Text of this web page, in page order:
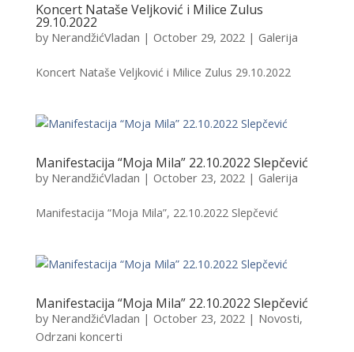
Koncert Nataše Veljković i Milice Zulus
29.10.2022
by NerandžićVladan | October 29, 2022| Galerija
Koncert Nataše Veljković i Milice Zulus 29.10.2022
Manifestacija “Moja Mila” 22.10.2022 Slepčević
by NerandžićVladan | October 23, 2022| Galerija
Manifestacija “Moja Mila”, 22.10.2022 Slepčević
Manifestacija “Moja Mila” 22.10.2022 Slepčević
by NerandžićVladan | October 23, 2022| Novosti,
Odrzani koncerti